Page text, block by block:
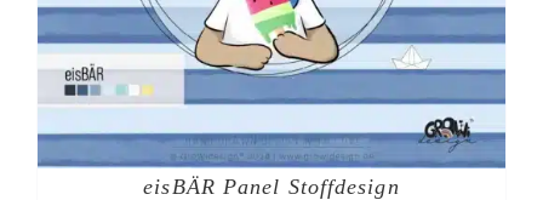
eisBÄR Panel Stoffdesign